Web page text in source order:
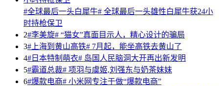
#全球最后一头白犀牛# 全球最后一头雄性白犀牛获24小
时持枪保卫
2#李美旋# “猫女”真面目示人，精心设计的骗局
3#上海到黄山高铁# 7月起，能坐高铁去黄山了
4#日本特制萌衣# 岛国人民脑洞大开再出新发明
5#霸道总裁# 项羽与虞姬,刘强东与奶茶妹妹
6#爆款电商# 小米网专注于做“爆款电商”